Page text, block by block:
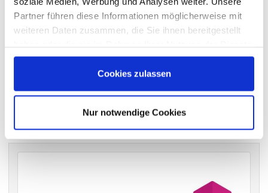
Partner führen diese Informationen möglicherweise mit
weiteren Daten zusammen, die Sie ihnen bereitgestellt
gesammelt haben.
Cookies zulassen
Nur notwendige Cookies
archiv.hauptversammlung.de
Die nächsten Termine